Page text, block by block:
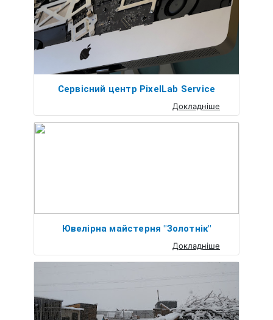
Сервісний центр PixelLab Service
Докладніше
Ювелірна майстерня "Золотнік"
Докладніше